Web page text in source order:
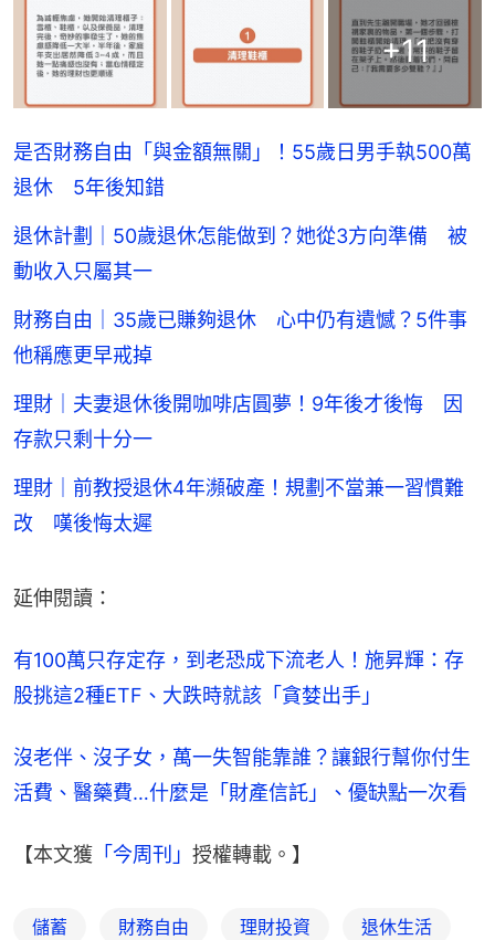
+11
是否財務自由「與金額無關」！55歲日男手執500萬
退休 5年後知錯
退休計劃｜50歲退休怎能做到？她從3方向準備 被
動收入只屬其一
財務自由｜35歲已賺夠退休 心中仍有遺憾？5件事
他稱應更早戒掉
理財｜夫妻退休後開咖啡店圓夢！9年後才後悔 因
存款只剩十分一
理財｜前教授退休4年瀕破產！規劃不當兼一習慣難
改 嘆後悔太遲
延伸閱讀：
有100萬只存定存，到老恐成下流老人！施昇輝：存
股挑這2種ETF、大跌時就該「貪婪出手」
沒老伴、沒子女，萬一失智能靠誰？讓銀行幫你付生
活費、醫藥費…什麼是「財產信託」、優缺點一次看
【本文獲 「今周刊」 授權轉載。】
儲蓄 財務自由 理財投資 退休生活